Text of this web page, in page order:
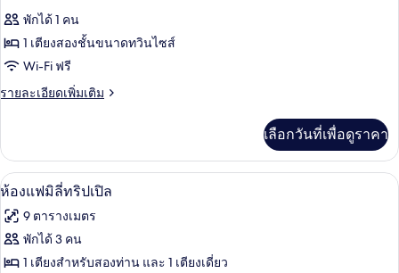
เท่านั้น
รวม,
ผู้
เท่านั้น
ภาพถ่าย
ทั้งหมด
ของ
ห้อง
พักได้ 1 คน
1 เตียงสองชั้นขนาดทวินไซส์
Wi-Fi ฟรี
รายละเอียดเพิ่มเติม
ราย
เกี่ยว
กับ
ห้อง
รวม
เลือกวันที่เพื่อดูราคา
เปิด
ภาพถ่าย
ทั้งหมด
ของ
ห้องแฟมิลี่ทริปเปิล | Wi-Fi ฟรี, ผ้าปูที่นอ
3
ห้องแฟมิลี่ทริปเปิล
9 ตารางเมตร
พักได้ 3 คน
1 เตียงสำหรับสองท่าน และ 1 เตียงเดี่ยว